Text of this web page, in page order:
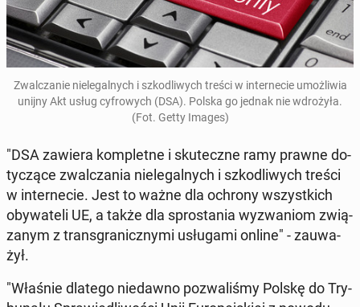
Zwal­cza­nie nie­le­gal­nych i szko­dli­wych treści w in­ter­ne­cie umoż­li­wia
unijny Akt usług cy­fro­wych (DSA). Polska go jednak nie wdro­ży­ła.
(Fot. Getty Images)
"DSA zawiera kom­plet­ne i sku­tecz­ne ramy prawne do­
ty­czą­ce zwal­cza­nia nie­le­gal­nych i szko­dli­wych treści
w in­ter­ne­cie. Jest to ważne dla ochrony wszyst­kich
oby­wa­te­li UE, a także dla spro­sta­nia wy­zwa­niom zwią­
za­nym z trans­gra­nicz­ny­mi usłu­ga­mi online" - za­uwa­
żył.
"Właśnie dlatego nie­daw­no po­zwa­li­śmy Polskę do Try­